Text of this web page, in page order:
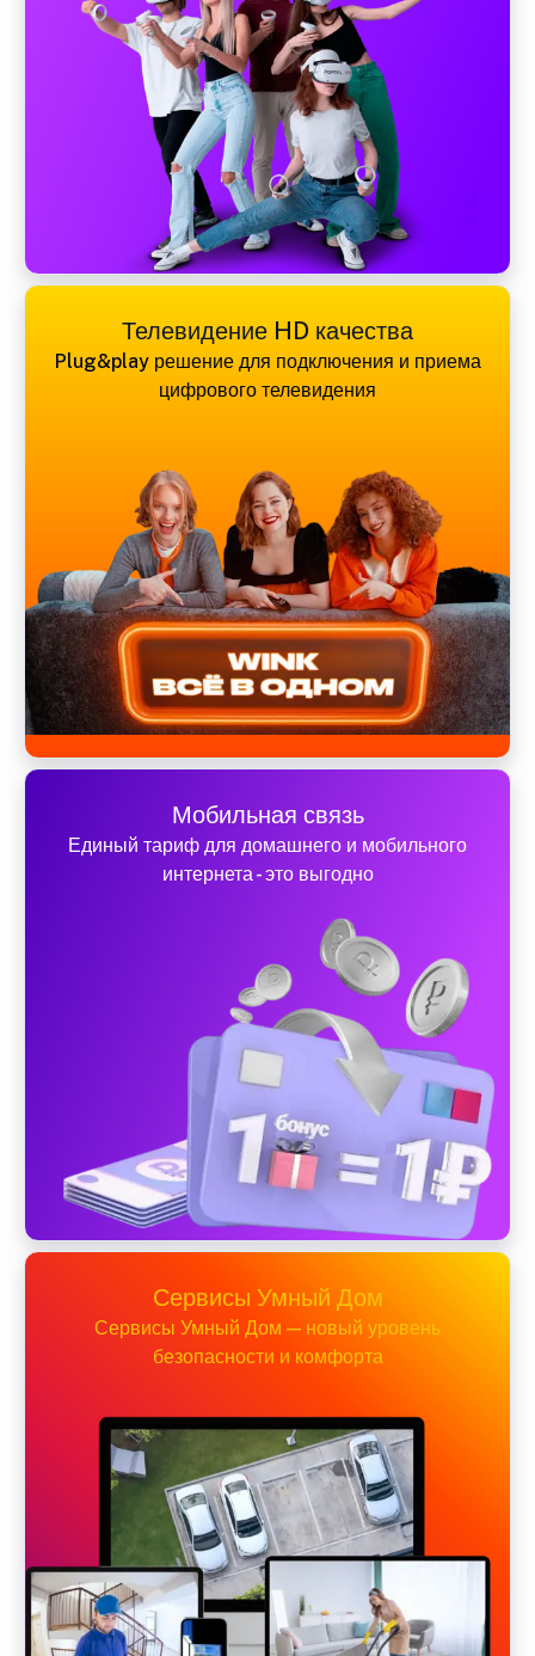
Телевидение HD качества
Plug&play решение для подключения и приема
цифрового телевидения
Мобильная связь
Единый тариф для домашнего и мобильного
интернета - это выгодно
Сервисы Умный Дом
Сервисы Умный Дом — новый уровень
безопасности и комфорта